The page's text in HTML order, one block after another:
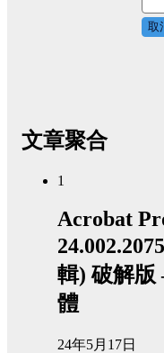
取
文章聚合
1
Acrobat
輯) 破解版
體
24年5月17日